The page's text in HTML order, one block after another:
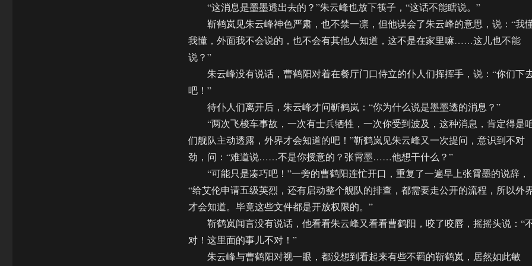
“这消息是墨墨透出去的？”朱云峰也放下筷子，“这话不能瞎说。”
靳鹤岚见朱云峰神色严肃，也不禁一凛，但他误会了朱云峰的意思，说：“我
我懂，外面我不会说的，也不会有其他人知道，这不是在家里嘛……这儿也不能
说？”
朱云峰没有说话，曹鹤阳对着在餐厅门口侍立的仆人们挥挥手，说：“你们下
吧！”
待仆人们离开后，朱云峰才问靳鹤岚：“你为什么说是墨墨透的消息？”
“两次飞梭车事故，一次有士兵牺牲，一次你受到波及，这种消息，肯定得是
们舰队主动透露，外界才会知道的吧！”靳鹤岚见朱云峰又一次提问，意识到不对
劲，问：“难道说……不是你授意的？张霄墨……他想干什么？”
“可能只是凑巧吧！”一旁的曹鹤阳连忙开口，重复了一遍早上张霄墨的说辞，
“给艾伦申请五级英烈，还有启动整个舰队的排查，都需要走公开的流程，所以外
才会知道。毕竟这些文件都是开放权限的。”
靳鹤岚闻言没有说话，他看看朱云峰又看看曹鹤阳，咬了咬唇，摇摇头说：“
对！这里面的事儿不对！”
朱云峰与曹鹤阳对视一眼，都没想到看起来有些不羁的靳鹤岚，居然如此敏